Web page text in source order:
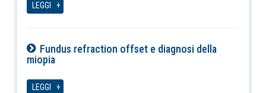
LEGGI
Fundus refraction offset e diagnosi della
miopia
LEGGI